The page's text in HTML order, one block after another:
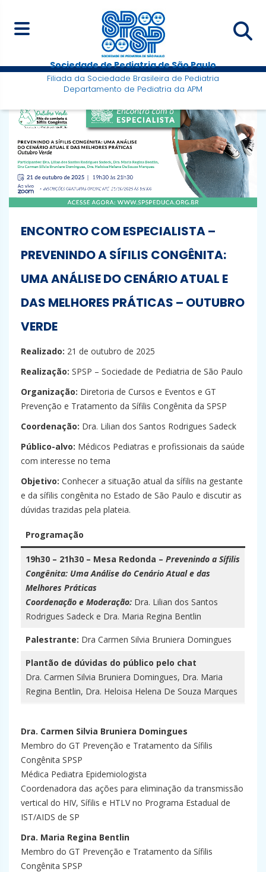
Sociedade de Pediatria de São Paulo
Filiada da Sociedade Brasileira de Pediatria
Departamento de Pediatria da APM
ENCONTRO COM ESPECIALISTA –
PREVENINDO A SÍFILIS CONGÊNITA:
UMA ANÁLISE DO CENÁRIO ATUAL E
DAS MELHORES PRÁTICAS – OUTUBRO
VERDE
Realizado: 21 de outubro de 2025
Realização: SPSP – Sociedade de Pediatria de São Paulo
Organização: Diretoria de Cursos e Eventos e GT
Prevenção e Tratamento da Sífilis Congênita da SPSP
Coordenação: Dra. Lilian dos Santos Rodrigues Sadeck
Público-alvo: Médicos Pediatras e profissionais da saúde
com interesse no tema
Objetivo: Conhecer a situação atual da sífilis na gestante
e da sífilis congênita no Estado de São Paulo e discutir as
dúvidas trazidas pela plateia.
Programação
19h30 – 21h30 – Mesa Redonda – Prevenindo a Sífilis
Congênita: Uma Análise do Cenário Atual e das
Melhores Práticas
Coordenação e Moderação: Dra. Lilian dos Santos
Rodrigues Sadeck e Dra. Maria Regina Bentlin
Palestrante: Dra Carmen Silvia Bruniera Domingues
Plantão de dúvidas do público pelo chat
Dra. Carmen Silvia Bruniera Domingues, Dra. Maria
Regina Bentlin, Dra. Heloisa Helena De Souza Marques
Dra. Carmen Silvia Bruniera Domingues
Membro do GT Prevenção e Tratamento da Sífilis
Congênita SPSP
Médica Pediatra Epidemiologista
Coordenadora das ações para eliminação da transmissão
vertical do HIV, Sífilis e HTLV no Programa Estadual de
IST/AIDS de SP
Dra. Maria Regina Bentlin
Membro do GT Prevenção e Tratamento da Sífilis
Congênita SPSP